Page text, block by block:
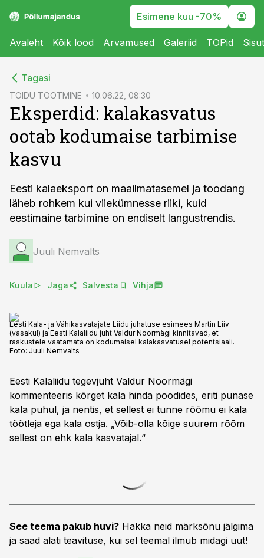
Esimene kuu -70%
Avaleht Kõik lood Arvamused Galeriid TOPid
Tagasi
TOIDU TOOTMINE 10.06.22, 08:30
Eksperdid: kalakasvatus
ootab kodumaise tarbimise
kasvu
Eesti kalaeksport on maailmatasemel ja toodang
läheb rohkem kui viiekümnesse riiki, kuid
eestimaine tarbimine on endiselt langustrendis.
Juuli Nemvalts
Kuula Jaga Salvesta Vihja
Eesti Kala- ja Vähikasvatajate Liidu juhatuse esimees Martin Liiv
(vasakul) ja Eesti Kalaliidu juht Valdur Noormägi kinnitavad, et
raskustele vaatamata on kodumaisel kalakasvatusel potentsiaali.
Foto: Juuli Nemvalts
Eesti Kalaliidu tegevjuht Valdur Noormägi
kommenteeris kõrget kala hinda poodides, eriti punase
kala puhul, ja nentis, et sellest ei tunne rõõmu ei kala
töötleja ega kala ostja. „Võib-olla kõige suurem rõõm
sellest on ehk kala kasvatajal.“
See teema pakub huvi? Hakka neid märksõnu jälgima
ja saad alati teavituse, kui sel teemal ilmub midagi uut!